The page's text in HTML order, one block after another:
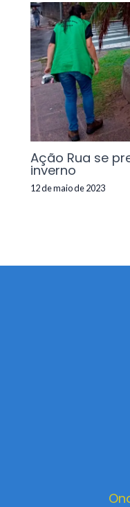
Ação Rua se
inverno
12 de maio de 2023